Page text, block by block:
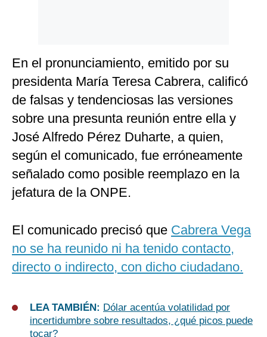
En el pronunciamiento, emitido por su
presidenta María Teresa Cabrera, calificó
de falsas y tendenciosas las versiones
sobre una presunta reunión entre ella y
José Alfredo Pérez Duharte, a quien,
según el comunicado, fue erróneamente
señalado como posible reemplazo en la
jefatura de la ONPE.
El comunicado precisó que Cabrera Vega
no se ha reunido ni ha tenido contacto,
directo o indirecto, con dicho ciudadano.
LEA TAMBIÉN: Dólar acentúa volatilidad por
incertidumbre sobre resultados, ¿qué picos puede
tocar?